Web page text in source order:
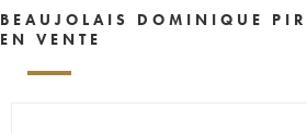
BEAUJOLAIS DOMINIQUE
EN VENTE